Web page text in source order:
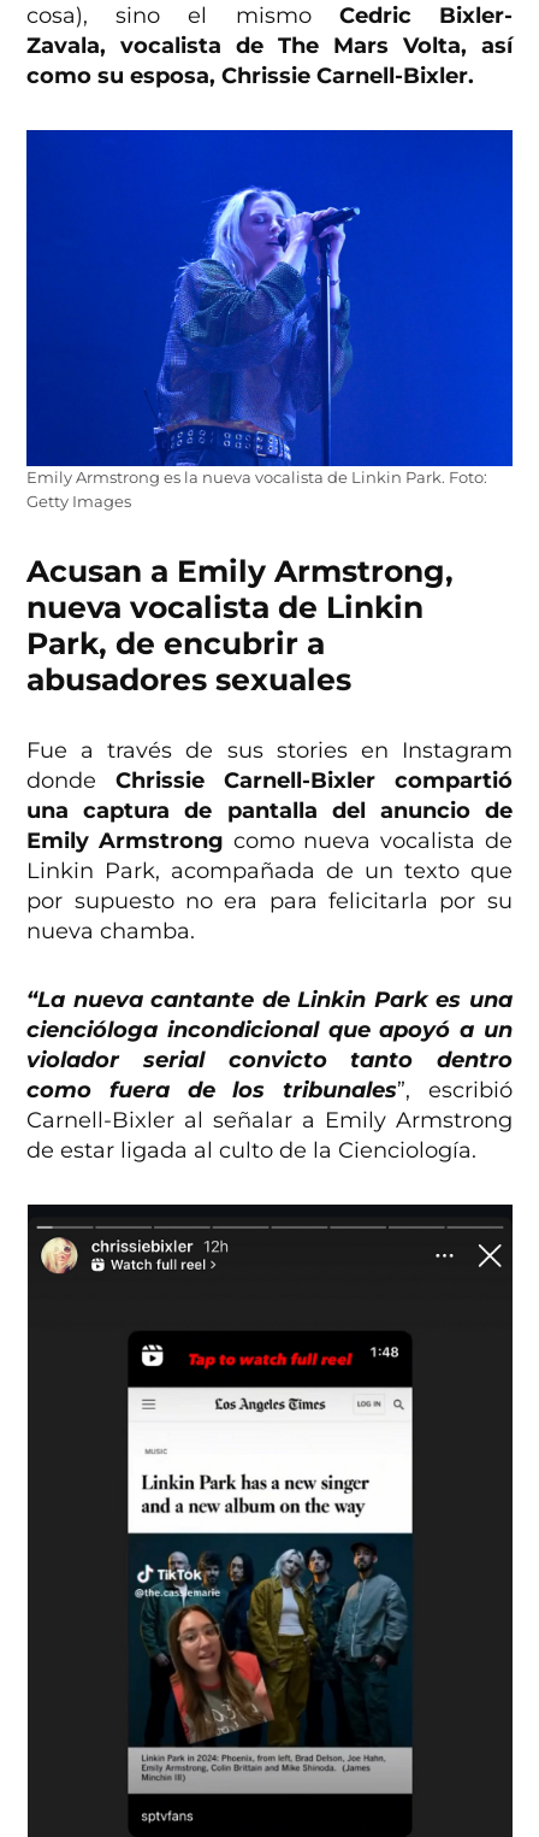
cosa), sino el mismo Cedric Bixler-
Zavala, vocalista de The Mars Volta, así
como su esposa, Chrissie Carnell-Bixler.
Emily Armstrong es la nueva vocalista de Linkin Park. Foto:
Getty Images
Acusan a Emily Armstrong,
nueva vocalista de Linkin
Park, de encubrir a
abusadores sexuales
Fue a través de sus stories en Instagram
dondeChrissie Carnell-Bixler compartió
una captura de pantalla del anuncio de
Emily Armstrong como nueva vocalista de
Linkin Park, acompañada de un texto que
por supuesto no era para felicitarla por su
nueva chamba.
“La nueva cantante de Linkin Park es una
ciencióloga incondicional que apoyó a un
violador serial convicto tanto dentro
como fuera de los tribunales”, escribió
Carnell-Bixler al señalar a Emily Armstrong
de estar ligada al culto de la Cienciología.